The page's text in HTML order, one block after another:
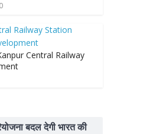
0
Central Railway
बदल देगी भारत की